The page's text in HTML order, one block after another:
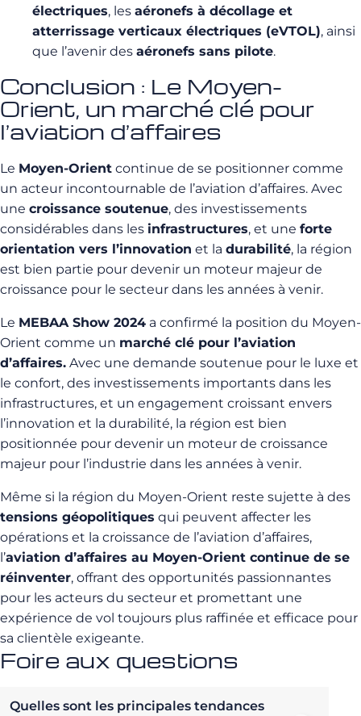
électriques, les aéronefs à décollage et
atterrissage verticaux électriques (eVTOL), ainsi
que l’avenir des aéronefs sans pilote.
Conclusion : Le Moyen-
Orient, un marché clé pour
l’aviation d’affaires
Le Moyen-Orient continue de se positionner comme
un acteur incontournable de l’aviation d’affaires. Avec
une croissance soutenue, des investissements
considérables dans les infrastructures, et une forte
orientation vers l’innovation et la durabilité, la région
est bien partie pour devenir un moteur majeur de
croissance pour le secteur dans les années à venir.
Le MEBAA Show 2024 a confirmé la position du Moyen-
Orient comme un marché clé pour l’aviation
d’affaires. Avec une demande soutenue pour le luxe et
le confort, des investissements importants dans les
infrastructures, et un engagement croissant envers
l’innovation et la durabilité, la région est bien
positionnée pour devenir un moteur de croissance
majeur pour l’industrie dans les années à venir.
Même si la région du Moyen-Orient reste sujette à des
tensions géopolitiques qui peuvent affecter les
opérations et la croissance de l’aviation d’affaires,
l’aviation d’affaires au Moyen-Orient continue de se
réinventer, offrant des opportunités passionnantes
pour les acteurs du secteur et promettant une
expérience de vol toujours plus raffinée et efficace pour
sa clientèle exigeante.
Foire aux questions
Quelles sont les principales tendances